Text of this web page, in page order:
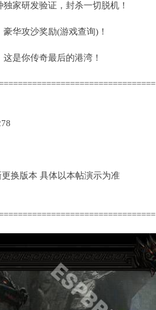
家研发验证，封杀一切脱机！
华攻沙奖励(游戏查询)！
是你传奇最后的港湾！
换版本 具体以本帖演示为准